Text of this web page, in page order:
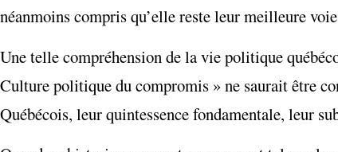
néanmoins compris qu’elle reste leur meilleure
Une telle compréhension de la vie politique
Culture politique du compromis » ne saurait être
Québécois, leur quintessence fondamentale, leur